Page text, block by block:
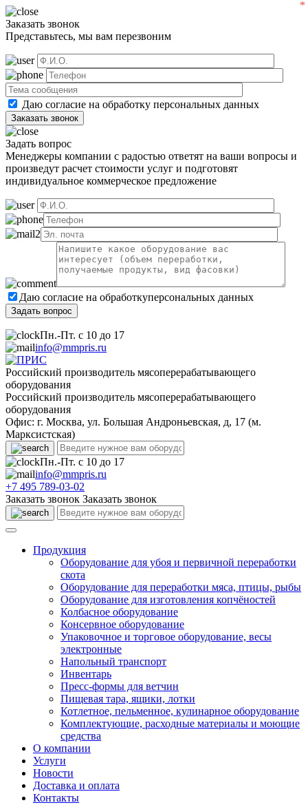
Заказать звонок
Представьтесь, мы вам перезвоним
Даю согласие на обработку персональных данных
Задать вопрос
Менеджеры компании с радостью ответят на ваши вопросы и
произведут расчет стоимости услуг и подготовят
индивидуальное коммерческое предложение
Даю согласие на обработкуперсональных данных
Пн.-Пт. с 10 до 17
info@mmpris.ru
Российский производитель мясоперерабатывающего
оборудования
Российский производитель мясоперерабатывающего
оборудования
Офис: г. Москва, ул. Большая Андроньевская, д, 17 (м.
Марксистская)
Пн.-Пт. с 10 до 17
info@mmpris.ru
+7 495 789-03-02
Заказать звонок Заказать звонок
Продукция
Оборудование для убоя и первичной переработки
скота
Оборудование для переработки мяса, птицы, рыбы
Оборудование для изготовления копчёностей
Колбасное оборудование
Консервное оборудование
Упаковочное и торговое оборудование, весы
электронные
Напольный транспорт
Инвентарь
Пресс-формы для ветчин
Пищевая тара, ящики, лотки
Котлетное, пельменное, кулинарное оборудование
Комплектующие, расходные материалы и моющие
средства
О компании
Услуги
Новости
Доставка и оплата
Контакты